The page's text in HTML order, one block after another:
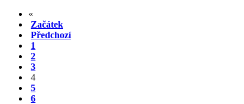
«
Začátek
Předchozí
1
2
3
4
5
6